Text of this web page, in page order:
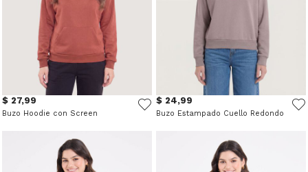
$ 27,99
Buzo Hoodie con Screen
$ 24,99
Buzo Estampado Cuello Redondo